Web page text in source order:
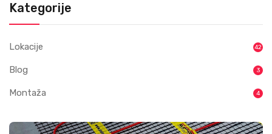
Kategorije
Lokacije 42
Blog 3
Montaža 4